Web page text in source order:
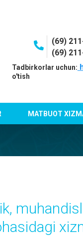
(69)
(69)
Tadbirkorlar uchun:
o'tish
MATBUOT